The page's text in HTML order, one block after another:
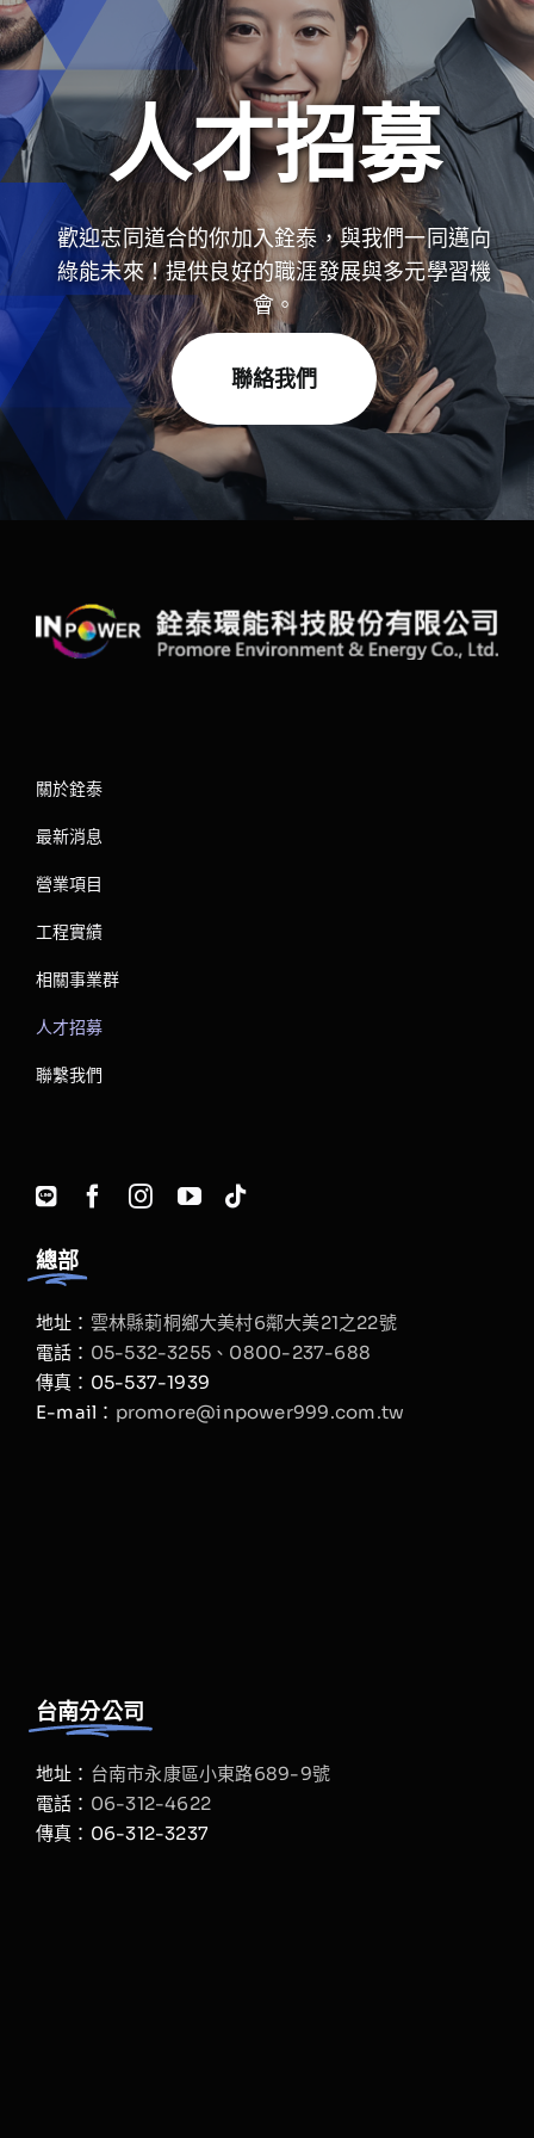
人才招募
歡迎志同道合的你加入銓泰，與我們一同邁向
綠能未來！提供良好的職涯發展與多元學習機
會。
聯絡我們
關於銓泰
最新消息
營業項目
工程實績
相關事業群
人才招募
聯繫我們
總部
地址： 雲林縣莿桐鄉大美村6鄰大美21之22號
電話： 05-532-3255、 0800-237-688
傳真：05-537-1939
E-mail： promore@inpower999.com.tw
台南分公司
地址： 台南市永康區小東路689-9號
電話： 06-312-4622
傳真：06-312-3237